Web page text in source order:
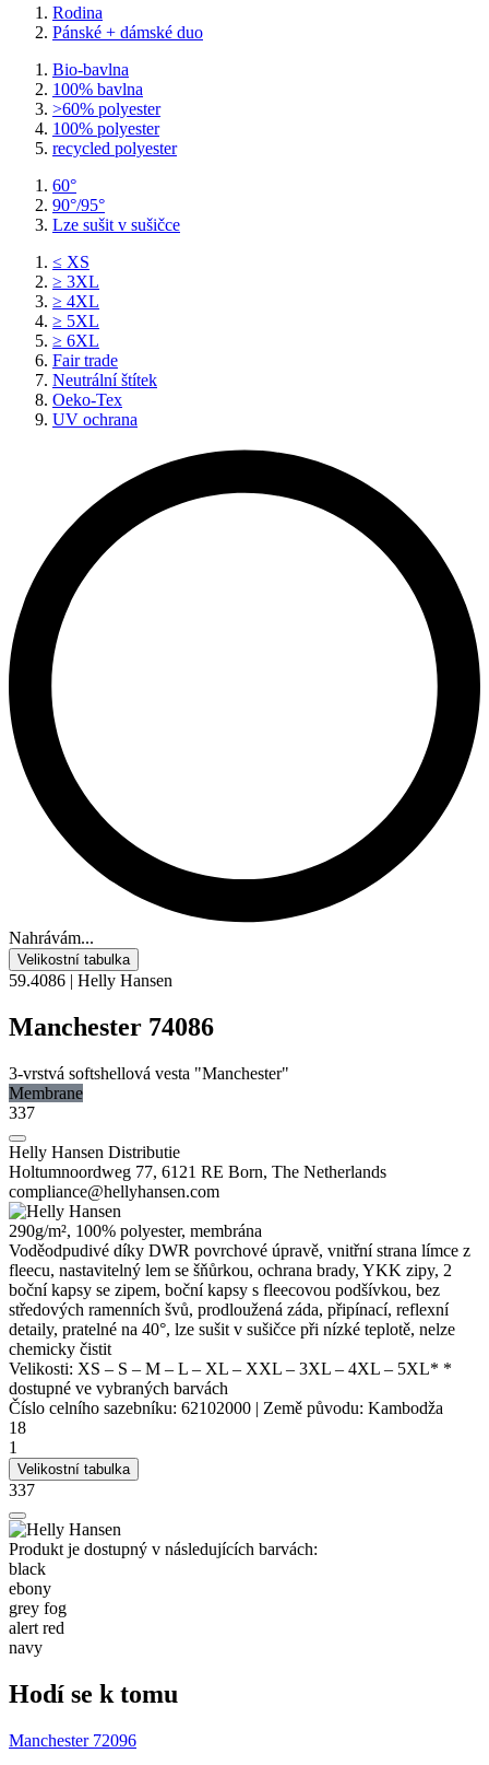
Rodina
Pánské + dámské duo
Bio-bavlna
100% bavlna
>60% polyester
100% polyester
recycled polyester
60°
90°/95°
Lze sušit v sušičce
≤ XS
≥ 3XL
≥ 4XL
≥ 5XL
≥ 6XL
Fair trade
Neutrální štítek
Oeko-Tex
UV ochrana
Nahrávám...
Velikostní tabulka
59.4086 | Helly Hansen
Manchester 74086
3-vrstvá softshellová vesta "Manchester"
Membrane
337
Helly Hansen Distributie
Holtumnoordweg 77, 6121 RE Born, The Netherlands
compliance@hellyhansen.com
290g/m², 100% polyester, membrána
Voděodpudivé díky DWR povrchové úpravě, vnitřní strana límce z
fleecu, nastavitelný lem se šňůrkou, ochrana brady, YKK zipy, 2
boční kapsy se zipem, boční kapsy s fleecovou podšívkou, bez
středových ramenních švů, prodloužená záda, připínací, reflexní
detaily, pratelné na 40°, lze sušit v sušičce při nízké teplotě, nelze
chemicky čistit
Velikosti: XS – S – M – L – XL – XXL – 3XL – 4XL – 5XL* *
dostupné ve vybraných barvách
Číslo celního sazebníku: 62102000 | Země původu: Kambodža
18
1
Velikostní tabulka
337
Produkt je dostupný v následujících barvách:
black
ebony
grey fog
alert red
navy
Hodí se k tomu
Manchester 72096